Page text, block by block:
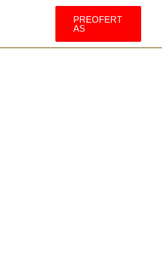
PREOFERT
AS